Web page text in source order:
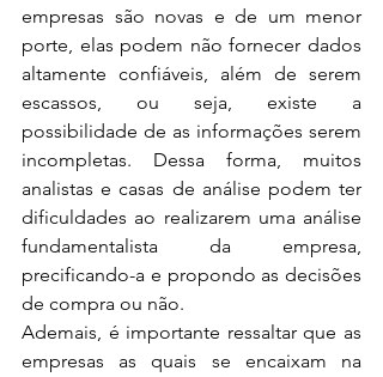
empresas são novas e de um menor
porte, elas podem não fornecer dados
altamente confiáveis, além de serem
escassos, ou seja, existe a
possibilidade de as informações serem
incompletas. Dessa forma, muitos
analistas e casas de análise podem ter
dificuldades ao realizarem uma análise
fundamentalista da empresa,
precificando-a e propondo as decisões
de compra ou não.
Ademais, é importante ressaltar que as
empresas as quais se encaixam na